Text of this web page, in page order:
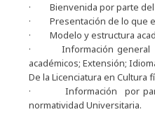
· Bienvenida por parte del
· Presentación de lo que
· Modelo y estructura
· Información general con
académicos; Extensión;
De la Licenciatura en Cultura
· Información por parte
normatividad Universitaria.